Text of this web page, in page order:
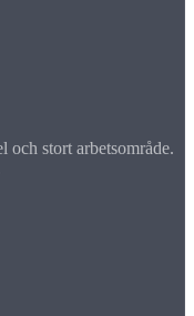
och stort arbetsområde.